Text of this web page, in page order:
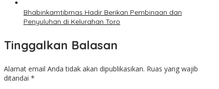
Bhabinkamtibmas Hadir Berikan Pembinaan dan
Penyuluhan di Kelurahan Toro
Tinggalkan Balasan
Alamat email Anda tidak akan dipublikasikan. Ruas yang wajib
ditandai *